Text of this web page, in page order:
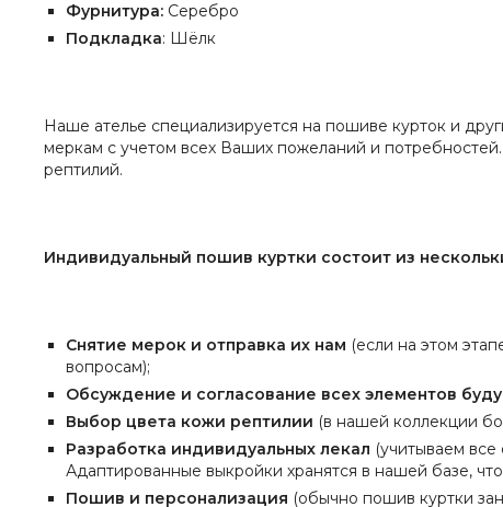
Фурнитура: Серебро
Подкладка: Шёлк
Наше ателье специализируется на пошиве курток и
меркам с учетом всех Ваших пожеланий и
рептилий.
Индивидуальный пошив куртки состоит из
Снятие мерок и отправка их нам (если на этом
вопросам);
Обсуждение и согласование всех элементов
Выбор цвета кожи рептилии (в нашей коллекции
Разработка индивидуальных лекал (учитываем
Адаптированные выкройки хранятся в нашей базе,
Пошив и персонализация (обычно пошив куртки